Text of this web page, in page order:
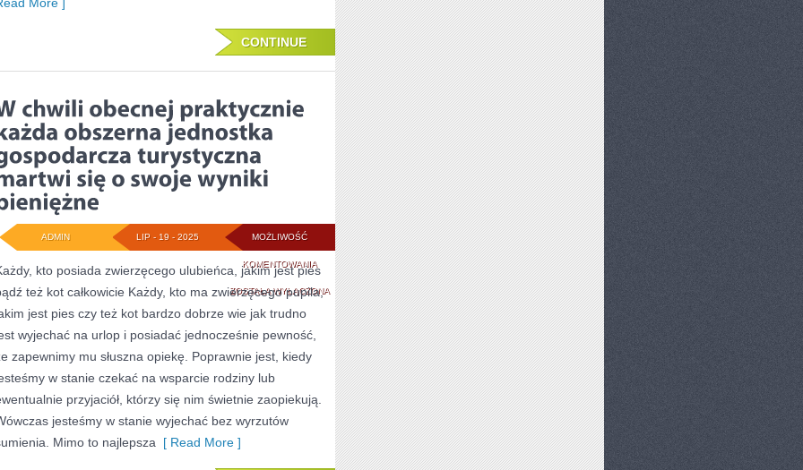
CONTINUE
MOŻLIWOŚĆ
KOMENTOWANIAW
CHWILI
OBECNEJ
PRAKTYCZNIE
KAŻDA
OBSZERNA
JEDNOSTKA
GOSPODARCZA
ZOSTAŁA WYŁĄCZONA
LIP - 19 - 2025
ADMIN
kto posiada zwierzęcego ulubieńca, jakim jest pies
też kot całkowicie Każdy, kto ma zwierzęcego pupila,
jest pies czy też kot bardzo dobrze wie jak trudno
wyjechać na urlop i posiadać jednocześnie pewność,
zapewnimy mu słuszna opiekę. Poprawnie jest, kiedy
w stanie czekać na wsparcie rodziny lub
przyjaciół, którzy się nim świetnie zaopiekują.
jesteśmy w stanie wyjechać bez wyrzutów
Mimo to najlepsza [ Read More ]